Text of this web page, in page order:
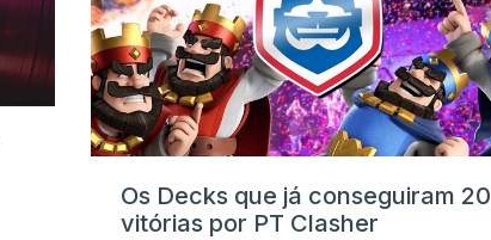
Os Decks que já conseguiram 20
vitórias por PT Clasher